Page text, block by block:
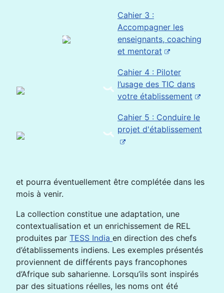
Cahier 3 :
Accompagner les
enseignants, coaching
et mentorat
Cahier 4 : Piloter
l’usage des TIC dans
votre établissement
Cahier 5 : Conduire le
projet d'établissement
et pourra éventuellement être complétée dans les
mois à venir.
La collection constitue une adaptation, une
contextualisation et un enrichissement de REL
produites par TESS India en direction des chefs
d’établissements indiens. Les exemples présentés
proviennent de différents pays francophones
d’Afrique sub saharienne. Lorsqu’ils sont inspirés
par des situations réelles, les noms ont été